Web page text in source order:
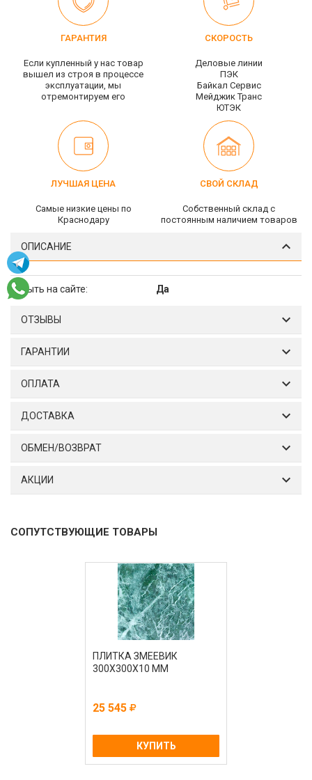
ГАРАНТИЯ
Если купленный у нас товар
вышел из строя в процессе
эксплуатации, мы
отремонтируем его
СКОРОСТЬ
Деловые линии
ПЭК
Байкал Сервис
Мейджик Транс
ЮТЭК
ЛУЧШАЯ ЦЕНА
Самые низкие цены по
Краснодару
СВОЙ СКЛАД
Собственный склад c
постоянным наличием товаров
ОПИСАНИЕ
Скрыть на сайте: Да
ОТЗЫВЫ
ГАРАНТИИ
ОПЛАТА
ДОСТАВКА
ОБМЕН/ВОЗВРАТ
АКЦИИ
СОПУТСТВУЮЩИЕ ТОВАРЫ
ПЛИТКА ЗМЕЕВИК
300Х300Х10 ММ
25 545
КУПИТЬ